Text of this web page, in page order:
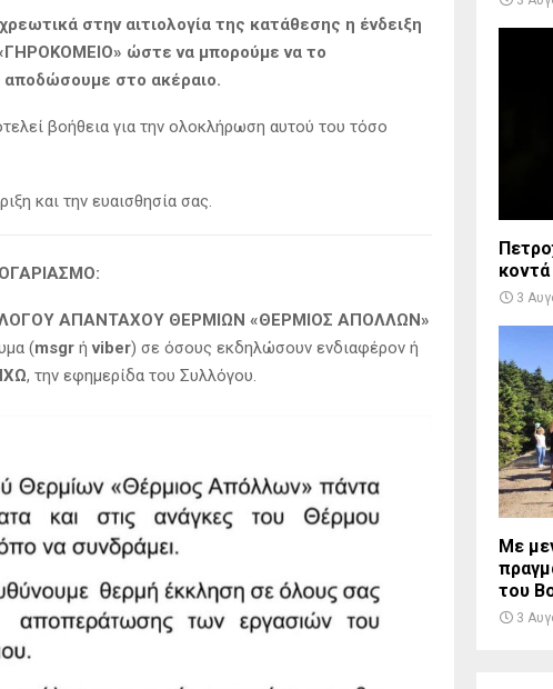
στην αιτιολογία της κατάθεσης η ένδειξη
ώστε να μπορούμε να το
στο ακέραιο.
βοήθεια για την ολοκλήρωση αυτού του τόσο
και την ευαισθησία σας.
ΑΠΑΝΤΑΧΟΥ ΘΕΡΜΙΩΝ «ΘΕΡΜΙΟΣ ΑΠΟΛΛΩΝ»
(msgr ήviber) σε όσους εκδηλώσουν ενδιαφέρον ή
, την εφημερίδα του Συλλόγου.
3
Με
του
3